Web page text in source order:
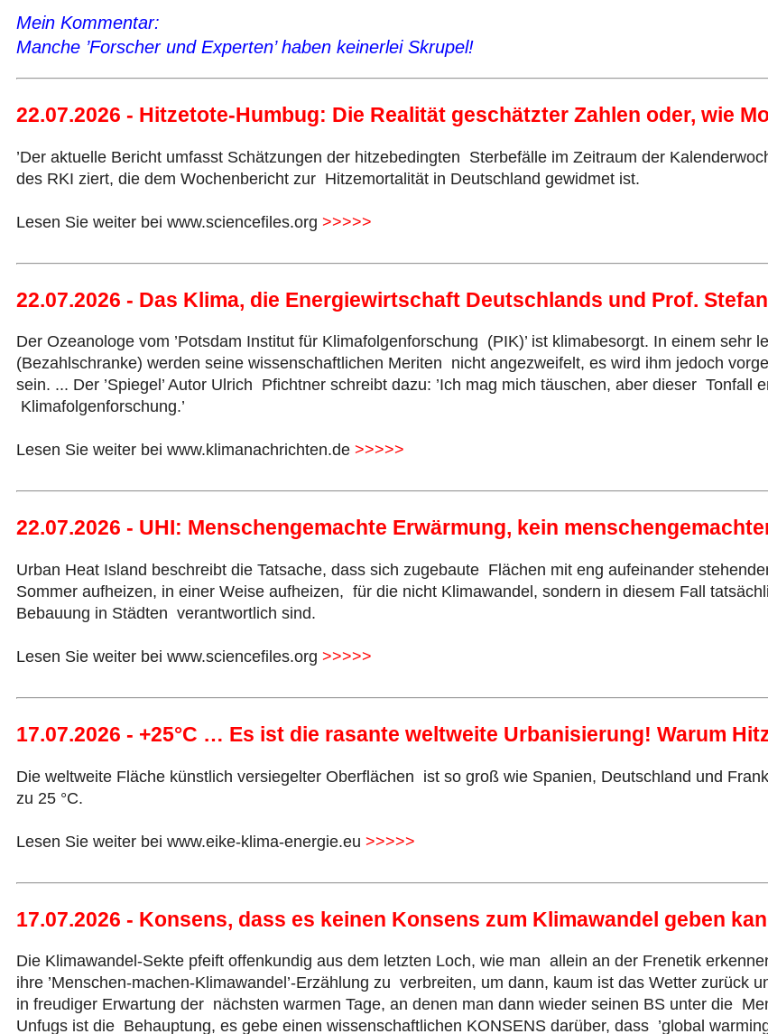
Mein Kommentar:
Manche ’Forscher und Experten’ haben keinerlei Skrupel!
22.07.2026 - Hitzetote-Humbug: Die Realität geschätzter Zahlen oder, wie
’Der aktuelle Bericht umfasst Schätzungen der hitzebedingten Sterbefälle im Zeitraum der
des RKI ziert, die dem Wochenbericht zur Hitzemortalität in Deutschland gewidmet ist.
Lesen Sie weiter bei www.sciencefiles.org >>>>>
22.07.2026 - Das Klima, die Energiewirtschaft Deutschlands und Prof.
Der Ozeanologe vom ’Potsdam Institut für Klimafolgenforschung (PIK)’ ist klimabesorgt. In einem sehr
(Bezahlschranke) werden seine wissenschaftlichen Meriten nicht angezweifelt, es wird ihm jedoch
sein. ... Der ’Spiegel’ Autor Ulrich Pfichtner schreibt dazu: ’Ich mag mich täuschen, aber dieser Tonfall
Klimafolgenforschung.’
Lesen Sie weiter bei www.klimanachrichten.de >>>>>
22.07.2026 - UHI: Menschengemachte Erwärmung, kein
Urban Heat Island beschreibt die Tatsache, dass sich zugebaute Flächen mit eng aufeinander
Sommer aufheizen, in einer Weise aufheizen, für die nicht Klimawandel, sondern in diesem Fall
Bebauung in Städten verantwortlich sind.
Lesen Sie weiter bei www.sciencefiles.org >>>>>
17.07.2026 - +25°C … Es ist die rasante weltweite Urbanisierung! Warum
Die weltweite Fläche künstlich versiegelter Oberflächen ist so groß wie Spanien, Deutschland und
zu 25 °C.
Lesen Sie weiter bei www.eike-klima-energie.eu >>>>>
17.07.2026 - Konsens, dass es keinen Konsens zum Klimawandel geben
Die Klimawandel-Sekte pfeift offenkundig aus dem letzten Loch, wie man allein an der Frenetik
ihre ’Menschen-machen-Klimawandel’-Erzählung zu verbreiten, um dann, kaum ist das Wetter zurück
in freudiger Erwartung der nächsten warmen Tage, an denen man dann wieder seinen BS unter die
Unfugs ist die Behauptung, es gebe einen wissenschaftlichen KONSENS darüber, dass ’global